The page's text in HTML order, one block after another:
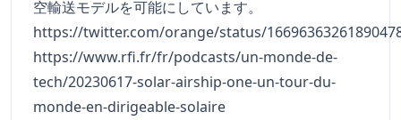
空輸送モデルを可能にしています。
https://twitter.com/orange/status/
https://www.rfi.fr/fr/podcasts/un-monde-de-
tech/20230617-solar-airship-one-un-tour-du-
monde-en-dirigeable-solaire